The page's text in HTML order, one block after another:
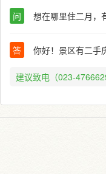
问 想在哪里住二月，
答 你好！景区有二手
建议致电（023-